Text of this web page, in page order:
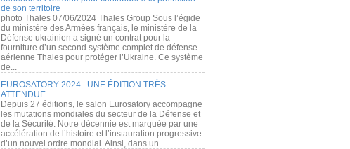
de son territoire
photo Thales 07/06/2024 Thales Group Sous l’égide
du ministère des Armées français, le ministère de la
Défense ukrainien a signé un contrat pour la
fourniture d’un second système complet de défense
aérienne Thales pour protéger l’Ukraine. Ce système
de...
EUROSATORY 2024 : UNE ÉDITION TRÈS
ATTENDUE
Depuis 27 éditions, le salon Eurosatory accompagne
les mutations mondiales du secteur de la Défense et
de la Sécurité. Notre décennie est marquée par une
accélération de l’histoire et l’instauration progressive
d’un nouvel ordre mondial. Ainsi, dans un...